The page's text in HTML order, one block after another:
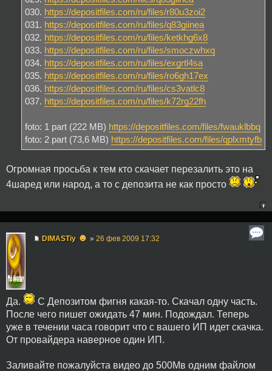
030. https://depositfiles.com/ru/files/r80u3zoi2
031. https://depositfiles.com/ru/files/q83giinea
032. https://depositfiles.com/ru/files/ketkhg6x8
033. https://depositfiles.com/ru/files/smoczwhxq
034. https://depositfiles.com/ru/files/exgrtl4sa
035. https://depositfiles.com/ru/files/ro6gh17ex
036. https://depositfiles.com/ru/files/cs3vatlc8
037. https://depositfiles.com/ru/files/k72rg22fh
foto: 1 part (222 MB) https://depositfiles.com/files/fwauklbbq
foto: 2 part (73,6 MB) https://depositfiles.com/files/qplxmtyfb
Огромная просьба к тем кто скачает перезалить это на
4шаред или народ, а то с депозита не как просто
DIMASTiy ☻ » 26 фев 2009 17:32
Да.
С Депозитом фигня какая-то. Скачал одну часть.
После чего пишет ожидать 47 мин. Подождал. Теперь
уже в течении часа говорит что с вашего ИП идет скачка.
От провайдера наверное один ИП.
Заливайте пожалуйста видео до 500Мв одним файлом